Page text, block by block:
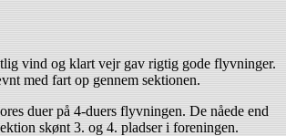
vind og klart vejr gav rigtig gode flyvninger.
med fart op gennem sektionen.
duer på 4-duers flyvningen. De nåede end
skønt 3. og 4. pladser i foreningen.